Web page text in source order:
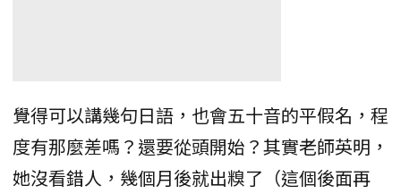
覺得可以講幾句日語，也會五十音的平假名，程
度有那麼差嗎？還要從頭開始？其實老師英明，
她沒看錯人，幾個月後就出糗了（這個後面再